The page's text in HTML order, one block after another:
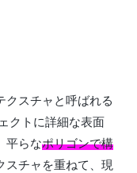
クスチャと呼ばれる
クトに詳細な表面
平らなポリゴンで構
スチャを重ねて、現